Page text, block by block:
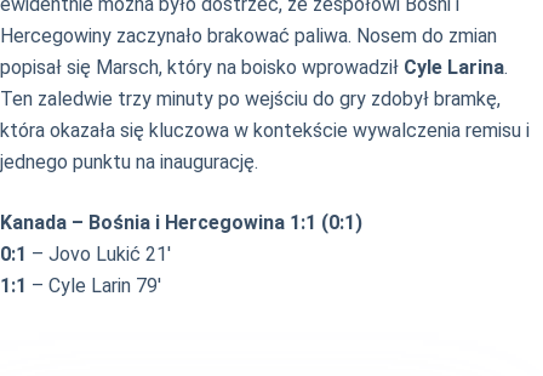
Hercegowiny zaczynało brakować paliwa. Nosem do zmian
popisał się Marsch, który na boisko wprowadził Cyle Larina.
Ten zaledwie trzy minuty po wejściu do gry zdobył bramkę,
która okazała się kluczowa w kontekście wywalczenia remisu i
jednego punktu na inaugurację.
Kanada – Bośnia i Hercegowina 1:1 (0:1)
0:1 – Jovo Lukić 21′
1:1 – Cyle Larin 79′